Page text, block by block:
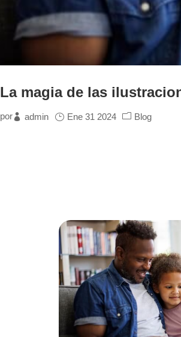
La magia de las
por admin Ene 31 2024 Blog